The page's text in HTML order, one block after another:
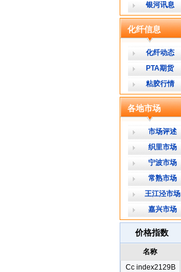
银河讯息
化纤信息
化纤动态
PTA期货
粘胶行情
各地市场
市场评述
织里市场
宁波市场
常熟市场
王江泾市场
嘉兴市场
价格指数
名称
Cc index2129B